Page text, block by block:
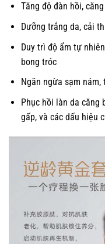
Tăng độ đàn hồi,
Dưỡng trắng da, cải
Duy trì độ ẩm tự
bong tróc
Ngăn ngừa sạm
Phục hồi làn da căng
gấp, và các dấu hiệu